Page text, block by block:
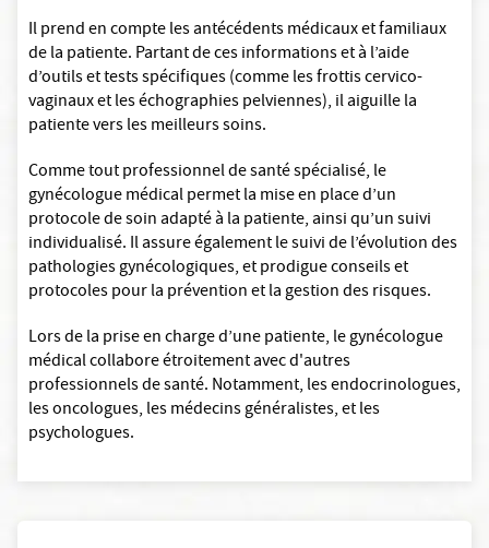
Il prend en compte les antécédents médicaux et familiaux
de la patiente. Partant de ces informations et à l’aide
d’outils et tests spécifiques (comme les frottis cervico-
vaginaux et les échographies pelviennes), il aiguille la
patiente vers les meilleurs soins.
Comme tout professionnel de santé spécialisé, le
gynécologue médical permet la mise en place d’un
protocole de soin adapté à la patiente, ainsi qu’un suivi
individualisé. Il assure également le suivi de l’évolution des
pathologies gynécologiques, et prodigue conseils et
protocoles pour la prévention et la gestion des risques.
Lors de la prise en charge d’une patiente, le gynécologue
médical collabore étroitement avec d'autres
professionnels de santé. Notamment, les endocrinologues,
les oncologues, les médecins généralistes, et les
psychologues.